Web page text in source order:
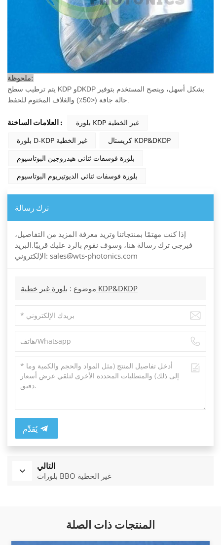
ملحوظة:
يتم ترطيب سطح KDP وDKDP بشكل أسهل، وينصح المستخدم بتوفير
العلامات الساخنة :
بلورة KDP غير الخطية
بلورة D-KDP غير الخطية
كريستال KDP&DKDP
بلورة فوسفات ثنائي هيدروجين البوتاسيوم
بلورة فوسفات ثنائي الديوتيريوم البوتاسيوم
ترك رسالة
إذا كنت مهتمًا بمنتجاتنا وتريد معرفة المزيد من التفاصيل،
فيرجى ترك رسالة هنا، وسوف نقوم بالرد عليك قريبًا.البريد
الإلكتروني: sales@wts-photonics.com
موضوع : بلورة غير خطية KDP&DKDP
يُقدِّم
التالي
بلورات BBO غير الخطية
المنتجات ذات الصلة